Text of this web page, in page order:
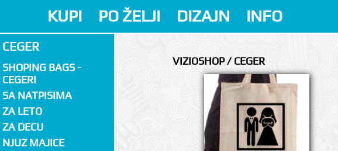
KUPI PO ŽELJI DIZAJN INFO
CEGER
SHOPING BAGS -
CEGERI
SA NATPISIMA
ZA LETO
ZA DECU
NJUZ MAJICE
VIZIOSHOP / CEGER